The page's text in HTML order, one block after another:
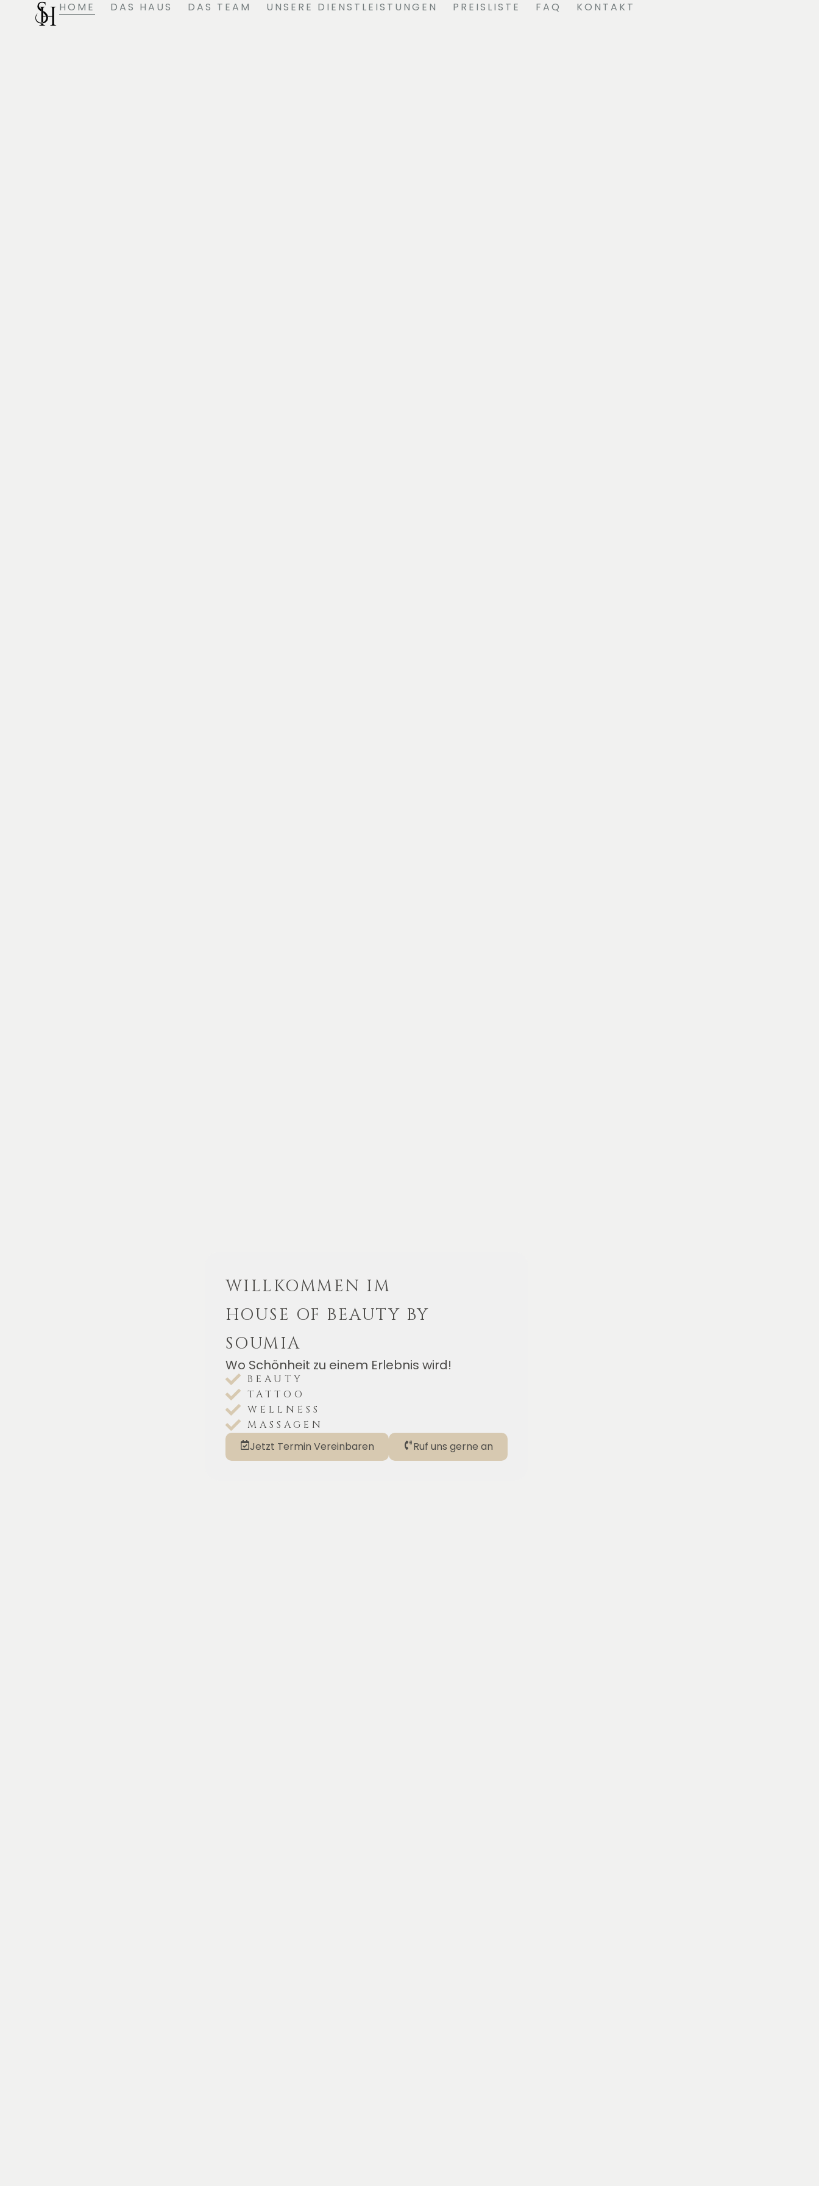
HOME DAS HAUS DAS TEAM UNSERE DIENSTLEISTUNGEN PREISLISTE FAQ KONTAKT
WILLKOMMEN IM
HOUSE OF BEAUTY BY
SOUMIA
Wo Schönheit zu einem Erlebnis wird!
BEAUTY
TATTOO
WELLNESS
MASSAGEN
Jetzt Termin Vereinbaren Ruf uns gerne an